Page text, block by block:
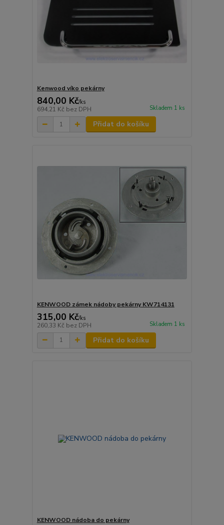
Kenwood víko pekárny
840,00 Kč/ks
694,21 Kč bez DPH Skladem 1 ks
Přidat do košíku
KENWOOD zámek nádoby pekárny KW714131
315,00 Kč/ks
260,33 Kč bez DPH Skladem 1 ks
Přidat do košíku
KENWOOD nádoba do pekárny